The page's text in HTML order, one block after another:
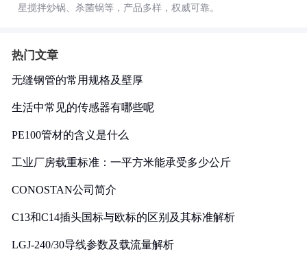
星搅拌炒锅、杀菌锅等，产品多样，权威可靠。
热门文章
无缝钢管的常用规格及壁厚
生活中常见的传感器有哪些呢
PE100管材的含义是什么
工业厂房载重标准：一平方米能承受多少公斤
CONOSTAN公司简介
C13和C14插头国标与欧标的区别及其标准解析
LGJ-240/30导线参数及载流量解析